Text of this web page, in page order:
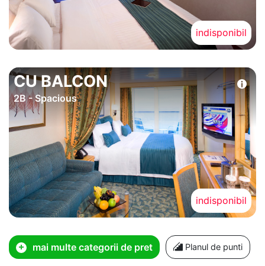
indisponibil
CU BALCON
2B - Spacious
indisponibil
mai multe categorii de pret Planul de punti